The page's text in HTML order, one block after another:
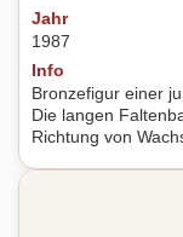
Jahr
1987
Info
Bronzefigur einer
Die langen
Richtung von